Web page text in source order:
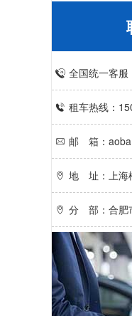
全国统一客
租车热线：
邮 箱：
地 址：上海
分 部：合肥